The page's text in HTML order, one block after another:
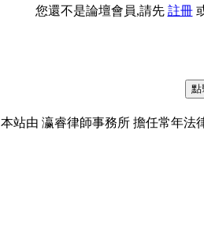
您還不是論壇會員,請先 註冊
本站由 瀛睿律師事務所 擔任常年法